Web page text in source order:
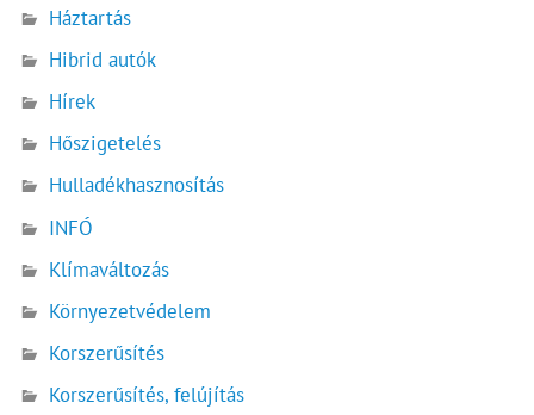
Háztartás
Hibrid autók
Hírek
Hőszigetelés
Hulladékhasznosítás
INFÓ
Klímaváltozás
Környezetvédelem
Korszerűsítés
Korszerűsítés, felújítás